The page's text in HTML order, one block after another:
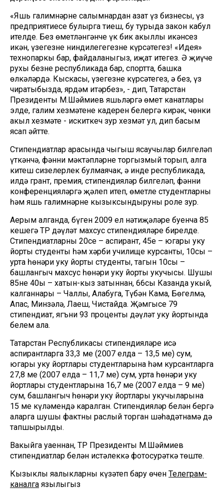
«Яшь галимнәрнең салымнардан азат үз бизнесы, үз
предприятиесе булырга тиеш, бу турыда закон кабул
ителде. Без өметләнгәнче үк бик акыллы икәнсез
икән, үзегезнең ниндилегегезне күрсәтегез! «Идея»
технопаркы бар, файдаланыгыз, иҗат итегез. Ә җиңүче
рухы безнең республикада бар, спортта, башка
өлкәләрдә. Кыскасы, үзегезне күрсәтегез, ә без, үз
чиратыбызда, ярдәм итәрбез», - дип, Татарстан
Президенты М.Шәймиев яшьләргә өмет канатлары
элде, галим хезмәтенең кадерен белергә кирәк, чөнки
акыл хезмәте - искиткеч зур хезмәт ул, дип басым
ясап әйтте.
Стипендиатлар арасында чыгыш ясаучылар билгеләп
үткәнчә, фәнни мәктәпләрне торгызмый торып, алга
китеш сизелерлек булмаячак, ә инде республикада,
илдә грант, премия, стипендияләр билгеләп, фәнни
конференцияләргә җәлеп итеп, өметле студентларны
һәм яшь галимнәрне кызыксындыруның роле зур.
Аерым алганда, бүген 2009 ел нәтиҗәләре буенча 85
кешегә ТР дәүләт махсус стипендияләре бирелде.
Стипендиатларның 20се – аспирант, 45е – югары уку
йорты студенты һәм хәрби училище курсанты, 10сы –
урта һөнәри уку йорты студенты, тагын 10сы –
башлангыч махсус һөнәри уку йорты укучысы. Шушы
85нең 40ы – хатын-кыз затыннан, 66сы Казанда укый,
калганнары – Чаллы, Алабуга, Түбән Кама, Бөгелмә,
Апас, Минзәлә, Лаеш, Чистайда. Җәмгысе 79
стипендиат, ягъни 93 проценты дәүләт уку йортында
белем ала.
Татарстан Республикасы стипендияләре исә
аспирантларга 33,3 мең (2007 елда – 13,5 мең) сум,
югары уку йортлары студентларына һәм курсантларга
27,8 мең (2007 елда – 11,7 мең) сум, урта һөнәри уку
йортлары студентларына 16,7 мең (2007 елда – 9 мең)
сум, башлангыч һөнәри уку йортлары укучыларына
15 мең күләмендә каралган. Стипендияләр белән бергә
аларга шушы фактны раслый торган шәһадәтнамә дә
тапшырылды.
Вакыйга уңаеннан, ТР Президенты М.Шәймиев
стипендиатлар белән истәлеккә фотосурәткә төште.
Кызыклы яңалыкларны күзәтеп бару өчен Телеграм-
каналга язылыгыз